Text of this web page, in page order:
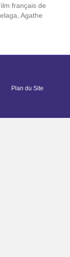
français de
Agathe
Plan du Site